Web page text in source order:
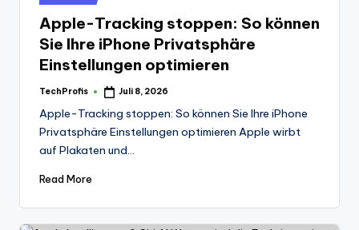
in
Apple-Tracking stoppen: So können
Sie Ihre iPhone Privatsphäre
Einstellungen optimieren
Posted
TechProfis Juli 8, 2026
Apple-Tracking stoppen: So können Sie Ihre iPhone
Privatsphäre Einstellungen optimieren Apple wirbt
auf Plakaten und…
Read More